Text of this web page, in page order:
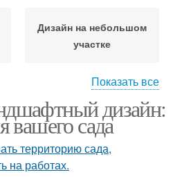
Дизайн на небольшом
участке
Зона для отдыха
Показать все
дизайн:
вашего сада